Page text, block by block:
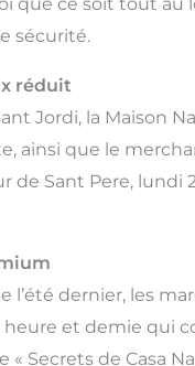
sécurité.
réduit
Jordi, la Maison
ainsi que le
de Sant Pere,
l’été dernier, les
heure et demie qui
« Secrets de Casa